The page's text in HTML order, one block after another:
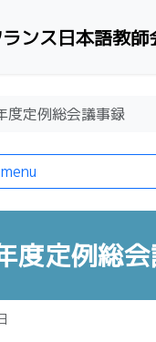
ンス日本語教師
度定例総会議事録
度定例総